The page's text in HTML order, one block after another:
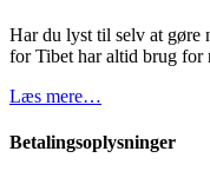
Har du lyst til selv at gøre
for Tibet har altid brug for
Læs mere…
Betalingsoplysninger